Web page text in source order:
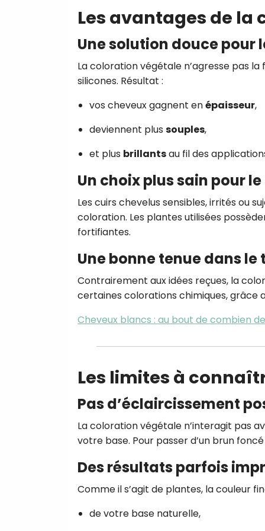
Les avantages de
Une solution douce pour
La coloration végétale n’agresse pas
silicones. Résultat :
vos cheveux gagnent enépaisseur,
deviennent plus souples,
et plus brillantsau fil des
Un choix plus sain pour
Les cuirs chevelus sensibles, irrités ou
coloration. Les plantes utilisées
fortifiantes.
Une bonne tenue dans le
Contrairement aux idées reçues, la
certaines colorations chimiques, grâce
Cheveux blancs : au bout de combien
Les limites à
Pas d’éclaircissement
La coloration végétale n’interagit pas
votre base. Pour passer d’un brun
Des résultats parfois
Comme il s’agit de plantes, la couleur
de votre base naturelle,